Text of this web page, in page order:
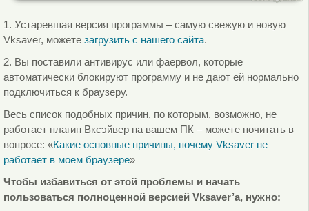
1. Устаревшая версия программы – самую свежую и новую
Vksaver, можете загрузить с нашего сайта.
2. Вы поставили антивирус или фаервол, которые
автоматически блокируют программу и не дают ей нормально
подключиться к браузеру.
Весь список подобных причин, по которым, возможно, не
работает плагин Вксэйвер на вашем ПК – можете почитать в
вопросе: «Какие основные причины, почему Vksaver не
работает в моем браузере»
Чтобы избавиться от этой проблемы и начать
пользоваться полноценной версией Vksaver’a, нужно: